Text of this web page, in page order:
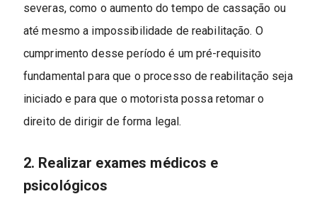
severas, como o aumento do tempo de cassação ou
até mesmo a impossibilidade de reabilitação. O
cumprimento desse período é um pré-requisito
fundamental para que o processo de reabilitação seja
iniciado e para que o motorista possa retomar o
direito de dirigir de forma legal.
2. Realizar exames médicos e
psicológicos